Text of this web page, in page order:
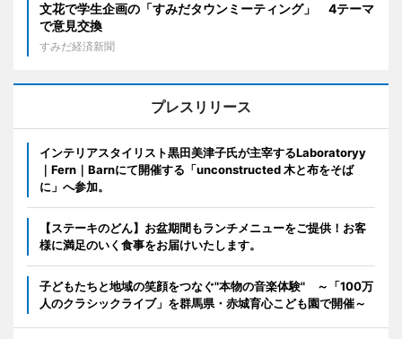
文花で学生企画の「すみだタウンミーティング」 4テーマ
で意見交換
すみだ経済新聞
プレスリリース
インテリアスタイリスト黒田美津子氏が主宰するLaboratoryy
｜Fern｜Barnにて開催する「unconstructed 木と布をそば
に」へ参加。
【ステーキのどん】お盆期間もランチメニューをご提供！お客
様に満足のいく食事をお届けいたします。
子どもたちと地域の笑顔をつなぐ"本物の音楽体験" ～「100万
人のクラシックライブ」を群馬県・赤城育心こども園で開催～